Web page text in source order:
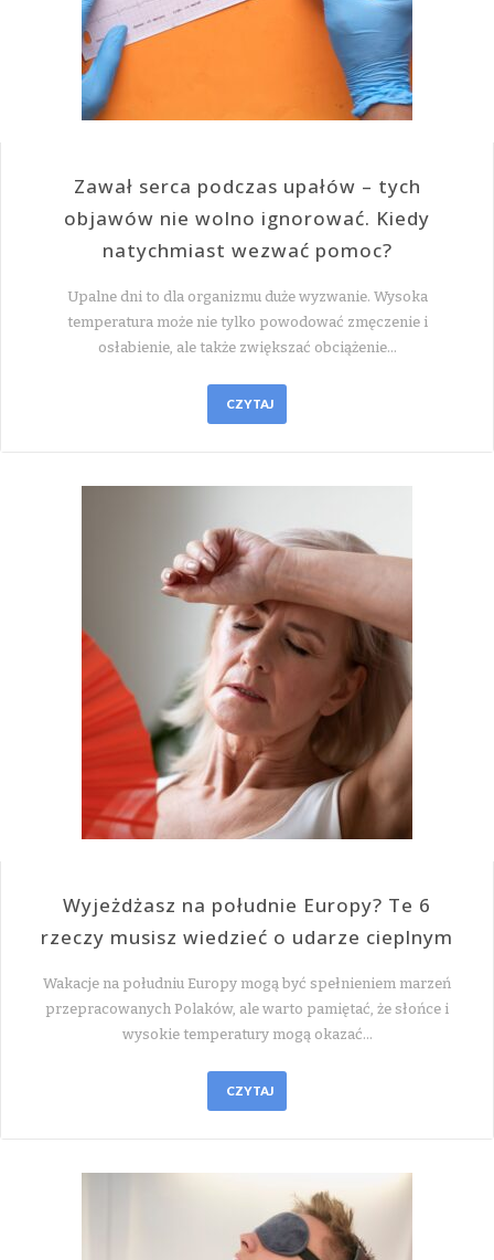
Zawał serca podczas upałów – tych
objawów nie wolno ignorować. Kiedy
natychmiast wezwać pomoc?
Upalne dni to dla organizmu duże wyzwanie. Wysoka
temperatura może nie tylko powodować zmęczenie i
osłabienie, ale także zwiększać obciążenie…
CZYTAJ
Wyjeżdżasz na południe Europy? Te 6
rzeczy musisz wiedzieć o udarze cieplnym
Wakacje na południu Europy mogą być spełnieniem marzeń
przepracowanych Polaków, ale warto pamiętać, że słońce i
wysokie temperatury mogą okazać…
CZYTAJ